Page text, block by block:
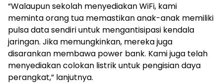
“Walaupun sekolah menyediakan WiFi, kami
meminta orang tua memastikan anak-anak memiliki
pulsa data sendiri untuk mengantisipasi kendala
jaringan. Jika memungkinkan, mereka juga
disarankan membawa power bank. Kami juga telah
menyediakan colokan listrik untuk pengisian daya
perangkat,” lanjutnya.